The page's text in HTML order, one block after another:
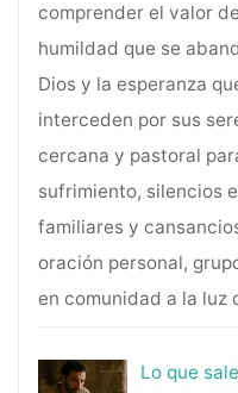
comprender el valor
humildad que se
Dios y la esperanza
interceden por sus
cercana y pastoral
sufrimiento, silencios
familiares y
oración personal,
en comunidad a la luz
Lo que